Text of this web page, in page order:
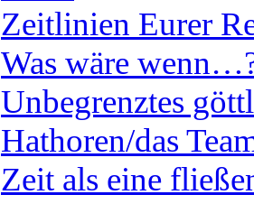
Zeitlinien Eurer
Was wäre
Unbegrenztes
Hathoren/das
Zeit als eine